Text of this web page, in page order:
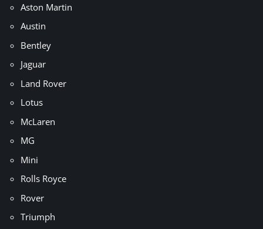
Aston Martin
Austin
Bentley
Jaguar
Land Rover
Lotus
McLaren
MG
Mini
Rolls Royce
Rover
Triumph